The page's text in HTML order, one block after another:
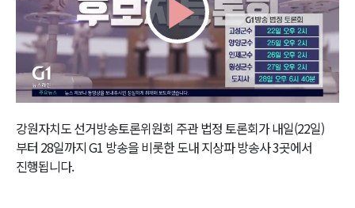
Play
Video
강원자치도 선거방송토론위원회 주관 법정 토론회가 내일(22일)
부터 28일까지 G1 방송을 비롯한 도내 지상파 방송사 3곳에서
진행됩니다.